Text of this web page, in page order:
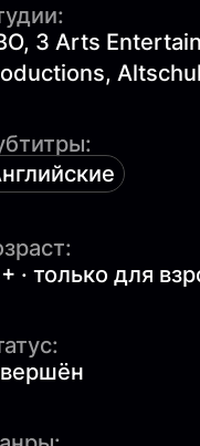
3 Arts
· только для